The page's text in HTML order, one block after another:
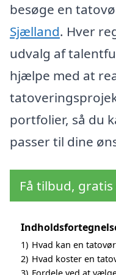
besøge en
Sjælland. Hver
udvalg af
hjælpe med at
portfolier, så du
passer til dine
Få tilbud,
1) Hvad kan en
2) Hvad koster en